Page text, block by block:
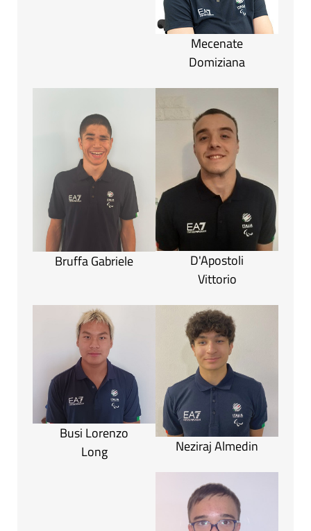
Mecenate
Domiziana
Bruffa Gabriele
D'Apostoli
Vittorio
Busi Lorenzo
Long
Neziraj Almedin